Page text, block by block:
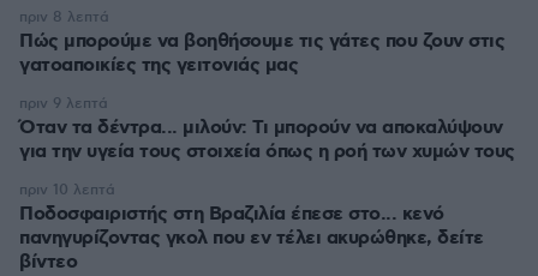
Πώς μπορούμε να βοηθήσουμε τις γάτες που ζουν στις
γατοαποικίες της γειτονιάς μας
πριν 8 λεπτά
Όταν τα δέντρα... μιλούν: Τι μπορούν να αποκαλύψουν
για την υγεία τους στοιχεία όπως η ροή των χυμών τους
πριν 9 λεπτά
Ποδοσφαιριστής στη Βραζιλία έπεσε στο... κενό
πανηγυρίζοντας γκολ που εν τέλει ακυρώθηκε, δείτε
βίντεο
πριν 10 λεπτά